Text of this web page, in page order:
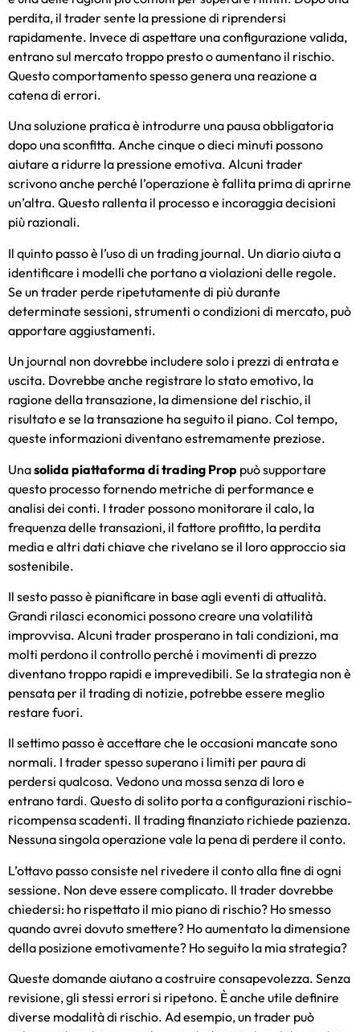
perdita, il trader sente la pressione di riprendersi
rapidamente. Invece di aspettare una configurazione valida,
entrano sul mercato troppo presto o aumentano il rischio.
Questo comportamento spesso genera una reazione a
catena di errori.
Una soluzione pratica è introdurre una pausa obbligatoria
dopo una sconfitta. Anche cinque o dieci minuti possono
aiutare a ridurre la pressione emotiva. Alcuni trader
scrivono anche perché l’operazione è fallita prima di aprirne
un’altra. Questo rallenta il processo e incoraggia decisioni
più razionali.
Il quinto passo è l’uso di un trading journal. Un diario aiuta a
identificare i modelli che portano a violazioni delle regole.
Se un trader perde ripetutamente di più durante
determinate sessioni, strumenti o condizioni di mercato, può
apportare aggiustamenti.
Un journal non dovrebbe includere solo i prezzi di entrata e
uscita. Dovrebbe anche registrare lo stato emotivo, la
ragione della transazione, la dimensione del rischio, il
risultato e se la transazione ha seguito il piano. Col tempo,
queste informazioni diventano estremamente preziose.
Unasolida piattaforma di trading Prop può supportare
questo processo fornendo metriche di performance e
analisi dei conti. I trader possono monitorare il calo, la
frequenza delle transazioni, il fattore profitto, la perdita
media e altri dati chiave che rivelano se il loro approccio sia
sostenibile.
Il sesto passo è pianificare in base agli eventi di attualità.
Grandi rilasci economici possono creare una volatilità
improvvisa. Alcuni trader prosperano in tali condizioni, ma
molti perdono il controllo perché i movimenti di prezzo
diventano troppo rapidi e imprevedibili. Se la strategia non è
pensata per il trading di notizie, potrebbe essere meglio
restare fuori.
Il settimo passo è accettare che le occasioni mancate sono
normali. I trader spesso superano i limiti per paura di
perdersi qualcosa. Vedono una mossa senza di loro e
entrano tardi. Questo di solito porta a configurazioni rischio-
ricompensa scadenti. Il trading finanziato richiede pazienza.
Nessuna singola operazione vale la pena di perdere il conto.
L’ottavo passo consiste nel rivedere il conto alla fine di ogni
sessione. Non deve essere complicato. Il trader dovrebbe
chiedersi: ho rispettato il mio piano di rischio? Ho smesso
quando avrei dovuto smettere? Ho aumentato la dimensione
della posizione emotivamente? Ho seguito la mia strategia?
Queste domande aiutano a costruire consapevolezza. Senza
revisione, gli stessi errori si ripetono. È anche utile definire
diverse modalità di rischio. Ad esempio, un trader può